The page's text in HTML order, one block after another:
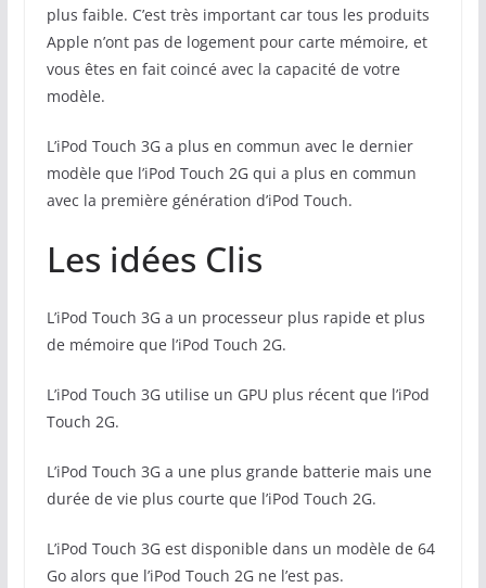
plus faible. C’est très important car tous les produits
Apple n’ont pas de logement pour carte mémoire, et
vous êtes en fait coincé avec la capacité de votre
modèle.
L’iPod Touch 3G a plus en commun avec le dernier
modèle que l’iPod Touch 2G qui a plus en commun
avec la première génération d’iPod Touch.
Les idées Clis
L’iPod Touch 3G a un processeur plus rapide et plus
de mémoire que l’iPod Touch 2G.
L’iPod Touch 3G utilise un GPU plus récent que l’iPod
Touch 2G.
L’iPod Touch 3G a une plus grande batterie mais une
durée de vie plus courte que l’iPod Touch 2G.
L’iPod Touch 3G est disponible dans un modèle de 64
Go alors que l’iPod Touch 2G ne l’est pas.